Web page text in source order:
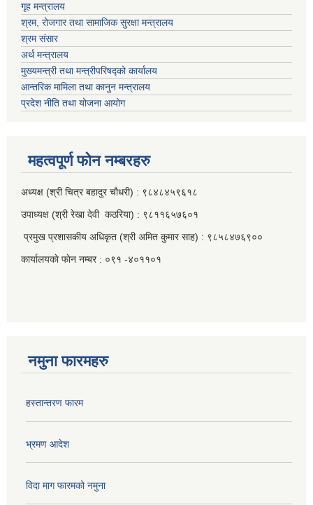
गृह मन्त्रालय
श्रम, रोजगार तथा सामाजिक सुरक्षा मन्त्रालय
श्रम संसार
अर्थ मन्त्रालय
मुख्यमन्त्री तथा मन्त्रीपरिषद्को कार्यालय
आन्तरिक मामिला तथा कानुन मन्त्रालय
प्रदेश नीति तथा योजना आयोग
महत्वपूर्ण फाेन नम्बरहरु
अध्यक्ष (श्री चित्र बहादुर चाैधरी) : ९८४८४५९६१८
उपाध्यक्ष (श्री रेखा देवी कठरिया) : ९८११६५७६०१
प्रमुख प्रशासकीय अधिकृत (श्री अमित कुमार साह) : ९८५८४७६९००
कार्यालयकाे फाेन नम्बर : ०९१ -४०११०१
नमुना फारमहरु
हस्तान्तरण फारम
भ्रमण आदेश
विदा माग फारमको नमुना